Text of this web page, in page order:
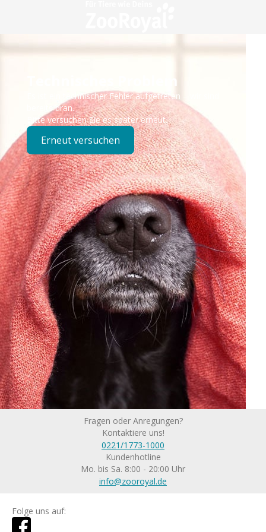
Technisches Problem
Es ist ein technischer Fehler aufgetreten – wir sind
bereits dran.
Bitte versuchen Sie es später erneut.
Erneut versuchen
Fragen oder Anregungen?
Kontaktiere uns!
0221/1773-1000
Kundenhotline
Mo. bis Sa. 8:00 - 20:00 Uhr
info@zooroyal.de
Folge uns auf: